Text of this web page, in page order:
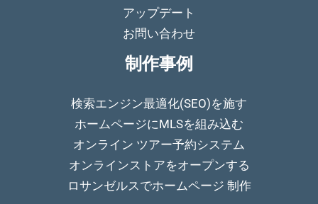
アップデート
お問い合わせ
制作事例
検索エンジン最適化(SEO)を施す
ホームページにMLSを組み込む
オンライン ツアー予約システム
オンラインストアをオープンする
ロサンゼルスでホームページ 制作